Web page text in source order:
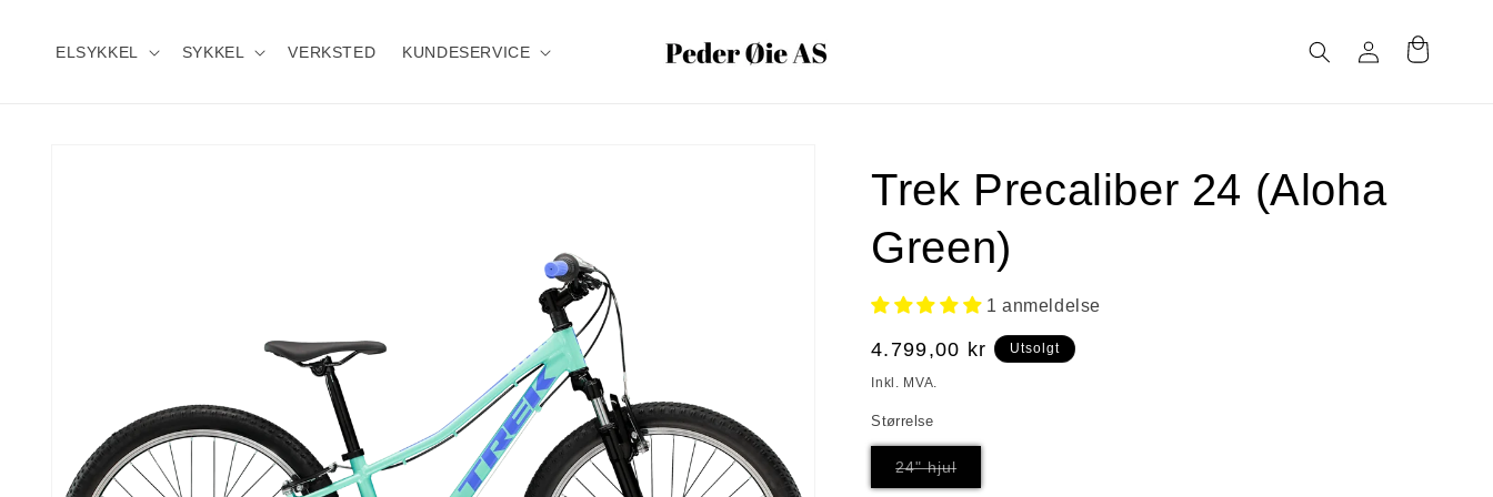
innholdet
ELSYKKEL SYKKEL VERKSTED KUNDESERVICE
inn
Handlekurv
Trek Precaliber 24 (Aloha
Green)
1 anmeldelse
Vanlig
pris
4.799,00 kr Utsolgt
Inkl. MVA.
Størrelse
24" hjulVarianten